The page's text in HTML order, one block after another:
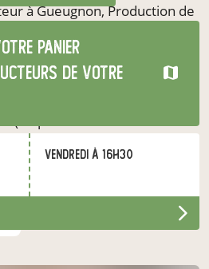
panier
de votre
vendredi à 16h30
à Gueugnon, Production de
en pleine terre sans
de plants potagers
massif Production de petit
cultures à la cueillette
et les végétaux) vente
(du producteur aux
son panier ou cagette
et/ou fruits. Paiement